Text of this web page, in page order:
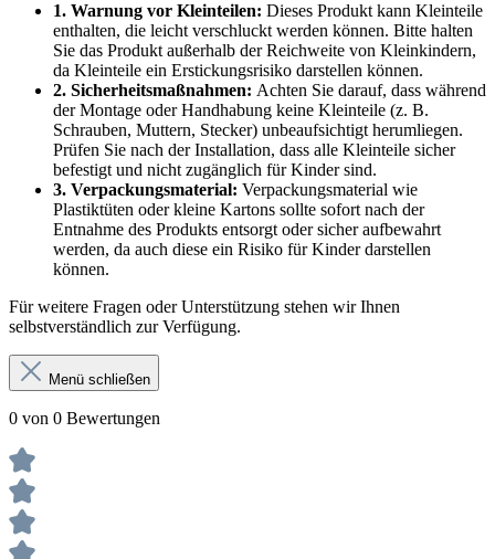
1. Warnung vor Kleinteilen: Dieses Produkt kann Kleinteile
enthalten, die leicht verschluckt werden können. Bitte halten
Sie das Produkt außerhalb der Reichweite von Kleinkindern,
da Kleinteile ein Erstickungsrisiko darstellen können.
2. Sicherheitsmaßnahmen: Achten Sie darauf, dass während
der Montage oder Handhabung keine Kleinteile (z. B.
Schrauben, Muttern, Stecker) unbeaufsichtigt herumliegen.
Prüfen Sie nach der Installation, dass alle Kleinteile sicher
befestigt und nicht zugänglich für Kinder sind.
3. Verpackungsmaterial: Verpackungsmaterial wie
Plastiktüten oder kleine Kartons sollte sofort nach der
Entnahme des Produkts entsorgt oder sicher aufbewahrt
werden, da auch diese ein Risiko für Kinder darstellen
können.
Für weitere Fragen oder Unterstützung stehen wir Ihnen
selbstverständlich zur Verfügung.
Menü schließen
0 von 0 Bewertungen